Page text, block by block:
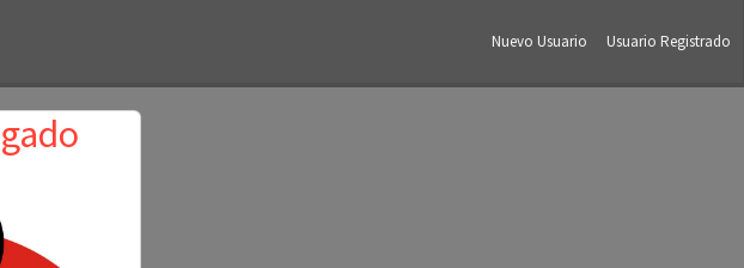
Nuevo Usuario Usuario Registrado